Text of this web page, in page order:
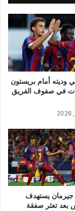
وديته أمام بريستون
في صفوف الفريق
يستهدف
بعد تعثر صفقة